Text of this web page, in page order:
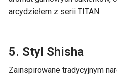
arcydziełem z serii TITAN.
5. Styl Shisha
Zainspirowane tradycyjnym